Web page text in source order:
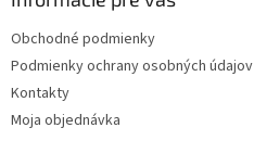
Obchodné podmienky
Podmienky ochrany osobných údajov
Kontakty
Moja objednávka